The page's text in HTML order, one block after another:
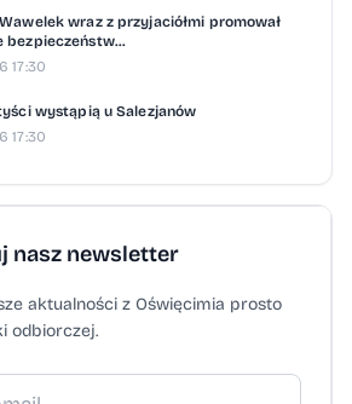
wraz z przyjaciółmi promował
bezpieczeństw...
17:30
wystąpią u Salezjanów
17:30
nasz newsletter
aktualności z Oświęcimia prosto
odbiorczej.